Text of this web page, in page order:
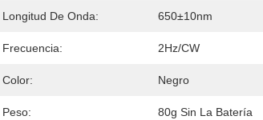
Longitud De Onda: 650±10nm
Frecuencia: 2Hz/CW
Color: Negro
Peso: 80g Sin La Batería